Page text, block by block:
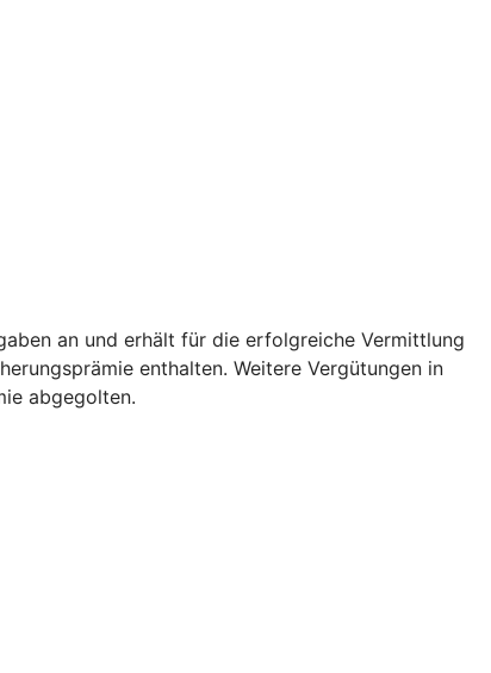
an und erhält für die erfolgreiche Vermittlung
enthalten. Weitere Vergütungen in
abgegolten.